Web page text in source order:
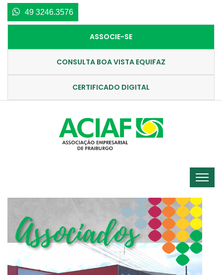
49 3246.3576
ASSOCIE-SE
CONSULTA BOA VISTA EQUIFAZ
CERTIFICADO DIGITAL